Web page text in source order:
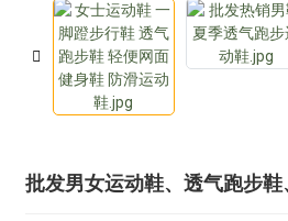
批发男女运动鞋、透气跑步